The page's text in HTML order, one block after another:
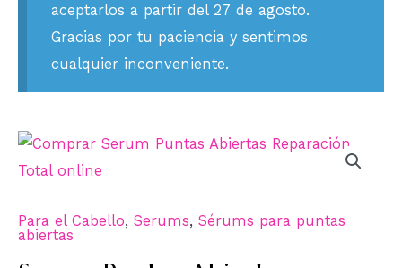
aceptarlos a partir del 27 de agosto.
Gracias por tu paciencia y sentimos
cualquier inconveniente.
Para el Cabello, Serums, Sérums para puntas
abiertas